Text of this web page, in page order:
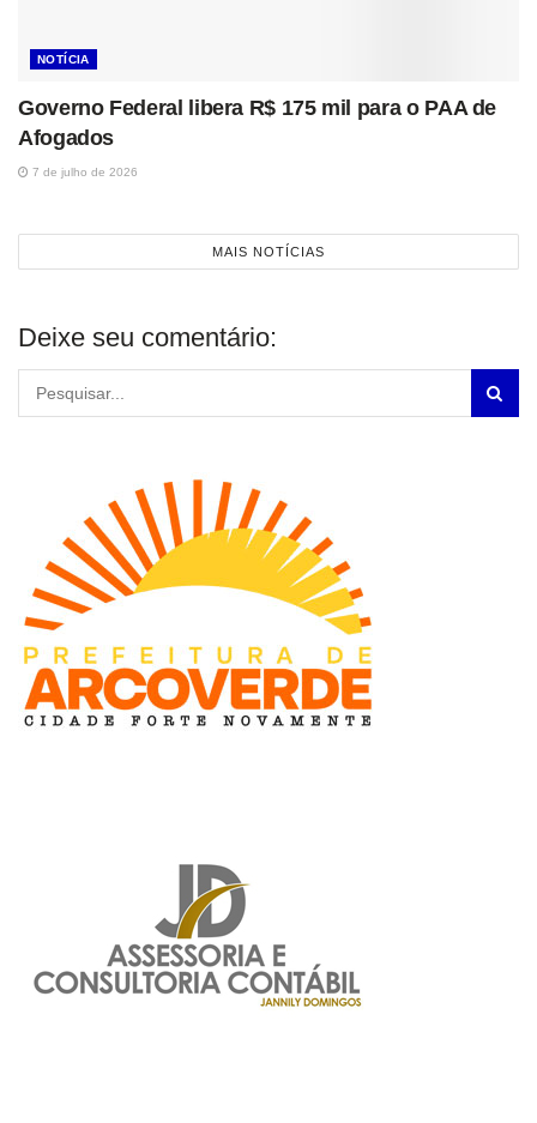
NOTÍCIA
Governo Federal libera R$ 175 mil para o PAA de
Afogados
7 de julho de 2026
MAIS NOTÍCIAS
Deixe seu comentário: